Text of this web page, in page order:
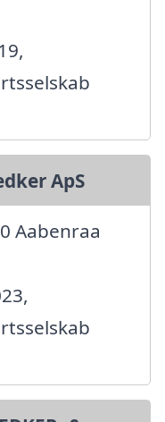
ApS
Aabenraa